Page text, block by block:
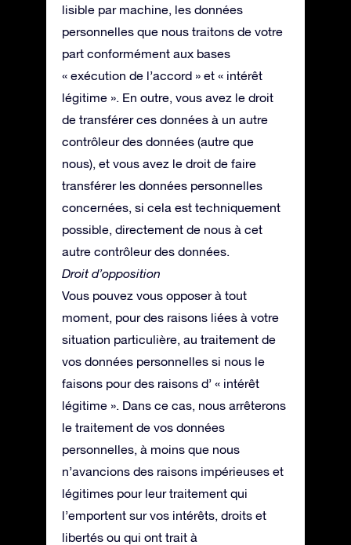
lisible par machine, les données
personnelles que nous traitons de votre
part conformément aux bases
« exécution de l’accord » et « intérêt
légitime ». En outre, vous avez le droit
de transférer ces données à un autre
contrôleur des données (autre que
nous), et vous avez le droit de faire
transférer les données personnelles
concernées, si cela est techniquement
possible, directement de nous à cet
autre contrôleur des données.
Droit d’opposition
Vous pouvez vous opposer à tout
moment, pour des raisons liées à votre
situation particulière, au traitement de
vos données personnelles si nous le
faisons pour des raisons d’ « intérêt
légitime ». Dans ce cas, nous arrêterons
le traitement de vos données
personnelles, à moins que nous
n’avancions des raisons impérieuses et
légitimes pour leur traitement qui
l’emportent sur vos intérêts, droits et
libertés ou qui ont trait à